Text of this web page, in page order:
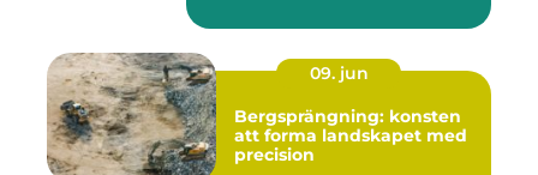
09. jun
Bergsprängning: konsten
att forma landskapet med
precision